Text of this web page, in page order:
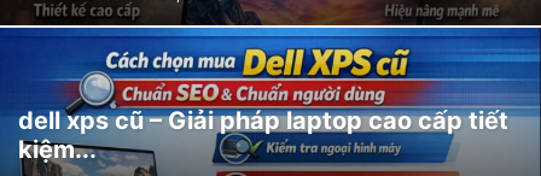
dell xps cũ – Giải pháp laptop cao cấp tiết
kiệm...